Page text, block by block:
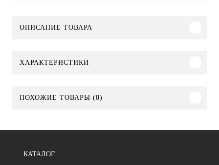
ОПИСАНИЕ ТОВАРА
ХАРАКТЕРИСТИКИ
ПОХОЖИЕ ТОВАРЫ (8)
КАТАЛОГ